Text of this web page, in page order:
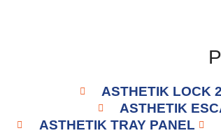
ASTHETIK LOCK
ASTHETIK
ASTHETIK TRAY PANEL